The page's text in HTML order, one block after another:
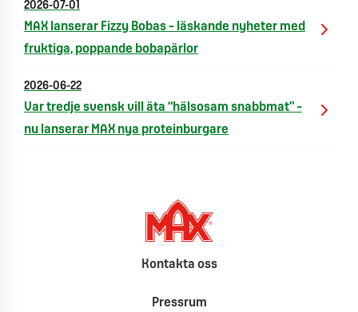
2026-07-01
MAX lanserar Fizzy Bobas – läskande nyheter med
fruktiga, poppande bobapärlor
2026-06-22
Var tredje svensk vill äta “hälsosam snabbmat” –
nu lanserar MAX nya proteinburgare
Kontakta oss
Pressrum